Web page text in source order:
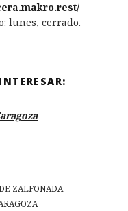
lunes, cerrado.
ZALFONADA